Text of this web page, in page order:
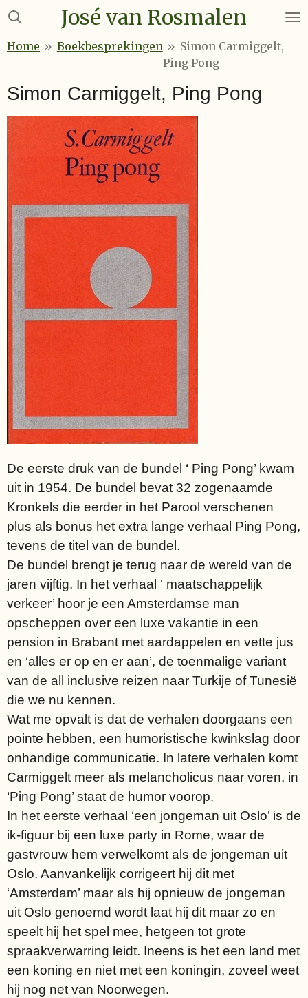
Ga
naar
José van Rosmalen
Home » Boekbesprekingen » Simon Carmiggelt,
Ping Pong
Simon Carmiggelt, Ping Pong
De eerste druk van de bundel ‘ Ping Pong’ kwam
uit in 1954. De bundel bevat 32 zogenaamde
Kronkels die eerder in het Parool verschenen
plus als bonus het extra lange verhaal Ping Pong,
tevens de titel van de bundel.
De bundel brengt je terug naar de wereld van de
jaren vijftig. In het verhaal ‘ maatschappelijk
verkeer’ hoor je een Amsterdamse man
opscheppen over een luxe vakantie in een
pension in Brabant met aardappelen en vette jus
en ‘alles er op en er aan’, de toenmalige variant
van de all inclusive reizen naar Turkije of Tunesië
die we nu kennen.
Wat me opvalt is dat de verhalen doorgaans een
pointe hebben, een humoristische kwinkslag door
onhandige communicatie. In latere verhalen komt
Carmiggelt meer als melancholicus naar voren, in
‘Ping Pong’ staat de humor voorop.
In het eerste verhaal ‘een jongeman uit Oslo’ is de
ik-figuur bij een luxe party in Rome, waar de
gastvrouw hem verwelkomt als de jongeman uit
Oslo. Aanvankelijk corrigeert hij dit met
‘Amsterdam’ maar als hij opnieuw de jongeman
uit Oslo genoemd wordt laat hij dit maar zo en
speelt hij het spel mee, hetgeen tot grote
spraakverwarring leidt. Ineens is het een land met
een koning en niet met een koningin, zoveel weet
hij nog net van Noorwegen.